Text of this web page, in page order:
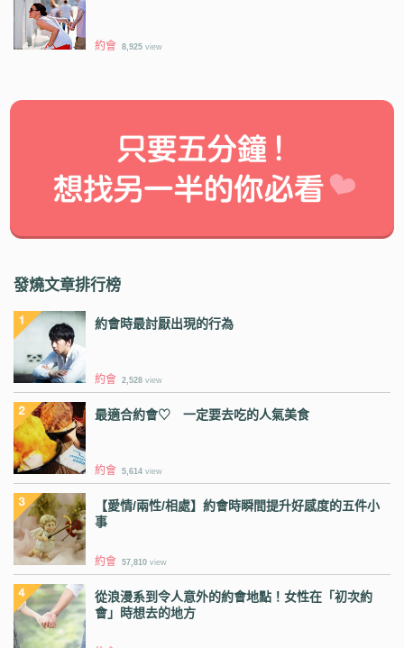
約會 8,925 view
發燒文章排行榜
約會時最討厭出現的行為
約會 2,528 view
最適合約會♡ 一定要去吃的人氣美食
約會 5,614 view
【愛情/兩性/相處】約會時瞬間提升好感度的五件小
事
約會 57,810 view
從浪漫系到令人意外的約會地點！女性在「初次約
會」時想去的地方